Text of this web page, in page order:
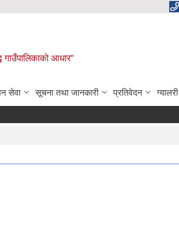
आधार"
सेवा सूचना तथा जानकारी प्रतिवेदन ग्यालरी